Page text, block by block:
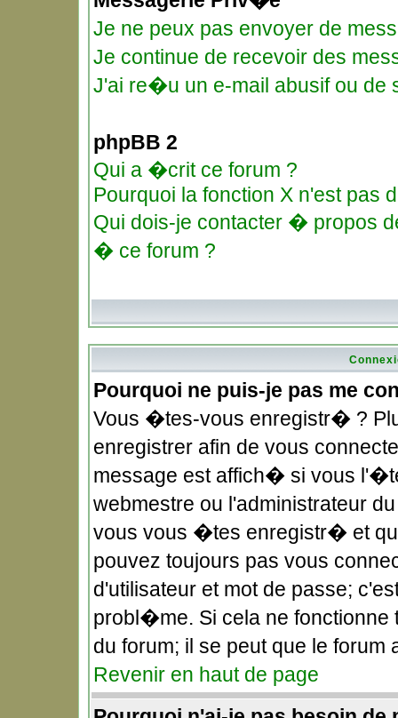
Je ne peux pas envoyer de
Je continue de recevoir des
J'ai re�u un e-mail abusif ou de
phpBB 2
Qui a �crit ce forum ?
Pourquoi la fonction X n'est pas
Qui dois-je contacter � propos
� ce forum ?
Pourquoi ne puis-je pas me
Vous �tes-vous enregistr� ?
enregistrer afin de vous
message est affich� si vous
webmestre ou l'administrateur
vous vous �tes enregistr� et
pouvez toujours pas vous
d'utilisateur et mot de passe;
probl�me. Si cela ne fonctionne
du forum; il se peut que le
Revenir en haut de page